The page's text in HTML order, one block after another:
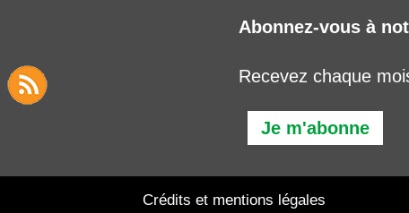
Abonnez-vous à
Recevez chaque
Je m'abonne
Crédits et mentions légales